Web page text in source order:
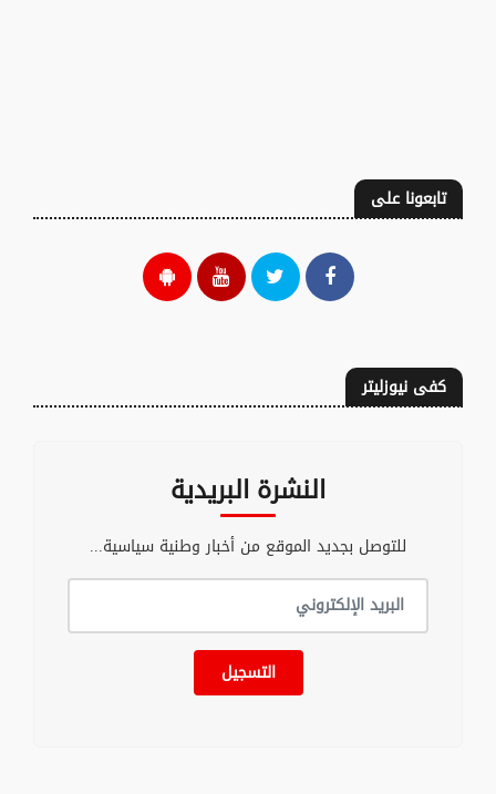
تابعونا على
كفى نيوزليتر
النشرة البريدية
للتوصل بجديد الموقع من أخبار وطنية سياسية...
التسجيل